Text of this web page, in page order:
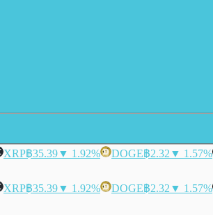
XRP฿35.39▼ 1.92% DOGE฿2.32 ▼ 1.57%
XRP฿35.39▼ 1.92% DOGE฿2.32 ▼ 1.57%